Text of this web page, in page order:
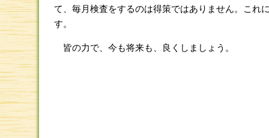
て、毎月検査をするのは得策ではありません。これ
す。
皆の力で、今も将来も、良くしましょう。